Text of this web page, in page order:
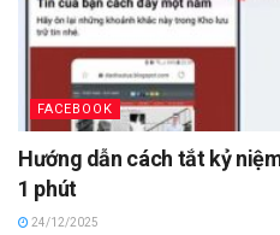
FACEBOOK
Hướng dẫn cách tắt kỷ
1 phút
24/12/2025